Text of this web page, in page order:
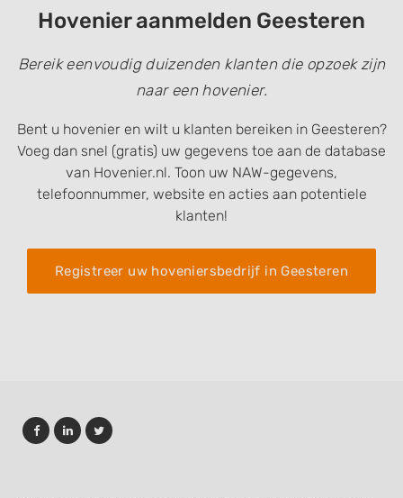
Hovenier aanmelden Geesteren
Bereik eenvoudig duizenden klanten die opzoek zijn
naar een hovenier.
Bent u hovenier en wilt u klanten bereiken in Geesteren?
Voeg dan snel (gratis) uw gegevens toe aan de database
van Hovenier.nl. Toon uw NAW-gegevens,
telefoonnummer, website en acties aan potentiele
klanten!
Registreer uw hoveniersbedrijf in Geesteren